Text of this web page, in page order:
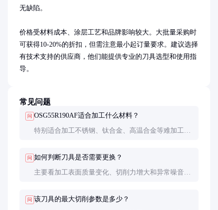
无缺陷。
价格受材料成本、涂层工艺和品牌影响较大。大批量采购时
可获得10-20%的折扣，但需注意最小起订量要求。建议选择
有技术支持的供应商，他们能提供专业的刀具选型和使用指
导。
常见问题
问 OSG55R190AF适合加工什么材料？
特别适合加工不锈钢、钛合金、高温合金等难加工材
问 如何判断刀具是否需要更换？
主要看加工表面质量变化、切削力增大和异常噪音。
问 该刀具的最大切削参数是多少？